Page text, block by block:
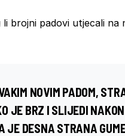
brojni padovi utjecali
NOVIM PADOM,
JE BRZ I SLIJEDI
JE DESNA STRANA